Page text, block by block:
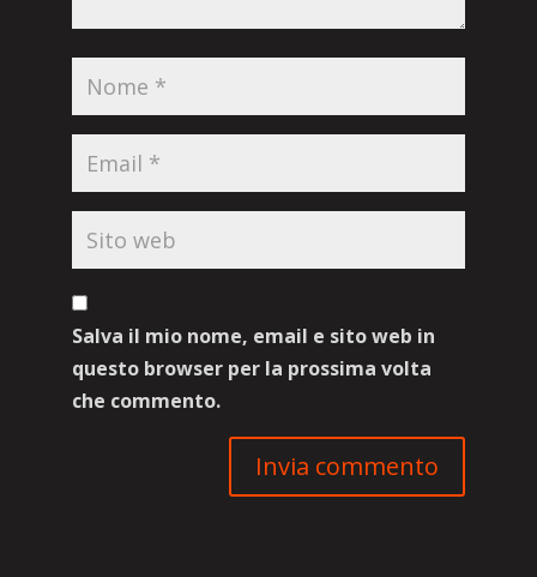
Salva il mio nome, email e sito web in
questo browser per la prossima volta
che commento.